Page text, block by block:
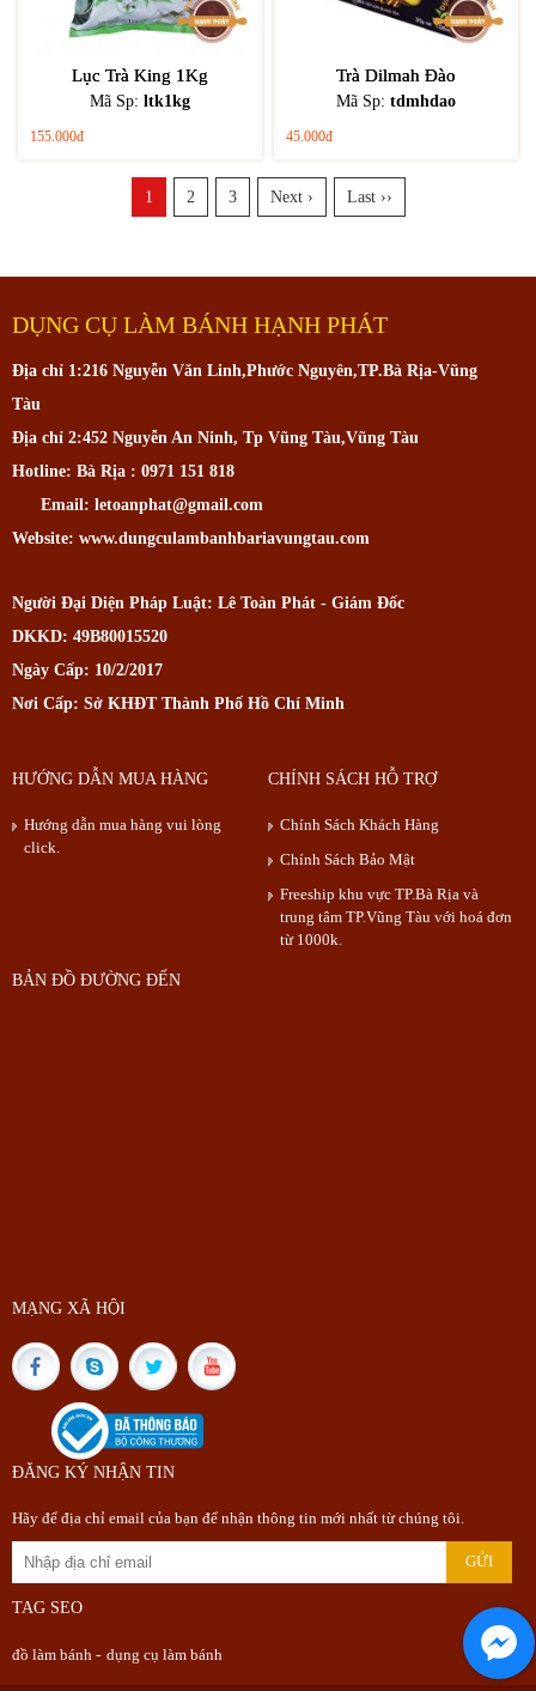
Lục Trà King 1Kg
Mã Sp: ltk1kg
155.000đ
Trà Dilmah Đào
Mã Sp: tdmhdao
45.000đ
1 2 3 Next › Last ››
DỤNG CỤ LÀM BÁNH HẠNH PHÁT
Địa chỉ 1:216 Nguyễn Văn Linh,Phước Nguyên,TP.Bà Rịa-Vũng
Tàu
Địa chỉ 2:452 Nguyễn An Ninh, Tp Vũng Tàu,Vũng Tàu
Hotline: Bà Rịa : 0971 151 818
Email: letoanphat@gmail.com
Website: www.dungculambanhbariavungtau.com
Người Đại Diện Pháp Luật: Lê Toàn Phát - Giám Đốc
DKKD: 49B80015520
Ngày Cấp: 10/2/2017
Nơi Cấp: Sở KHĐT Thành Phố Hồ Chí Minh
HƯỚNG DẪN MUA HÀNG
Hướng dẫn mua hàng vui lòng
click.
CHÍNH SÁCH HỖ TRỢ
Chính Sách Khách Hàng
Chính Sách Bảo Mật
Freeship khu vực TP.Bà Rịa và
trung tâm TP.Vũng Tàu với hoá đơn
từ 1000k.
BẢN ĐỒ ĐƯỜNG ĐẾN
MẠNG XÃ HỘI
ĐĂNG KÝ NHẬN TIN
Hãy để địa chỉ email của bạn để nhận thông tin mới nhất từ chúng tôi.
TAG SEO
đồ làm bánh - dụng cụ làm bánh